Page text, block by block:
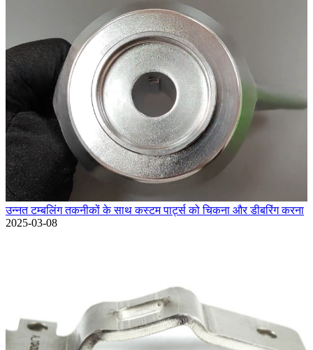
उन्नत टम्बलिंग तकनीकों के साथ कस्टम पार्ट्स को चिकना और डीबरिंग करना
2025-03-08